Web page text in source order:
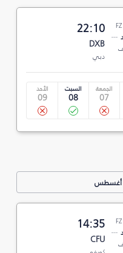
22:10
DXB
دبي
الجمعة
07
السبت
08
الأحد
09
14:35
CFU